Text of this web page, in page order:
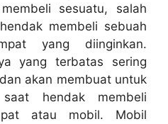
sesuatu, salah
membeli sebuah
yang diinginkan.
yang terbatas sering
akan membuat untuk
hendak membeli
atau mobil. Mobil